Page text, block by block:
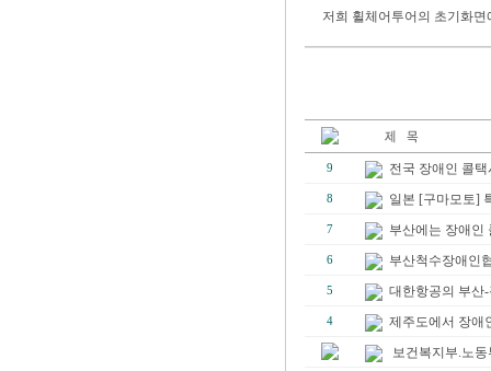
저희 휠체어투어의 초기화
9 전국 장애인 콜
8 일본 [구마모토]
7 부산에는 장애인
6 부산척수장애인
5 대한항공의 부산
4
제주도에서 장애
보건복지부.노